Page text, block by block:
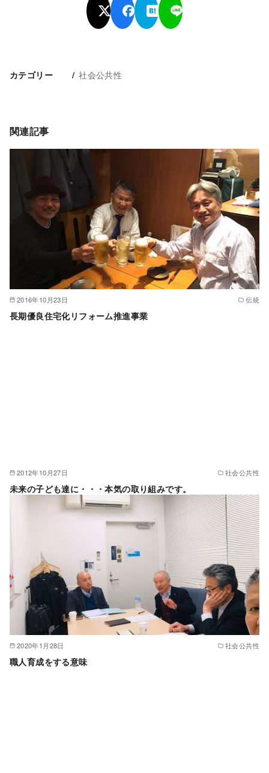
カテゴリー 社会公共性
関連記事
2016年10月23日 伝統
長期優良住宅化リフォーム推進事業
2012年10月27日 社会公共性
未来の子ども達に・・・本気の取り組みです。
2020年1月28日 社会公共性
職人育成をする意味